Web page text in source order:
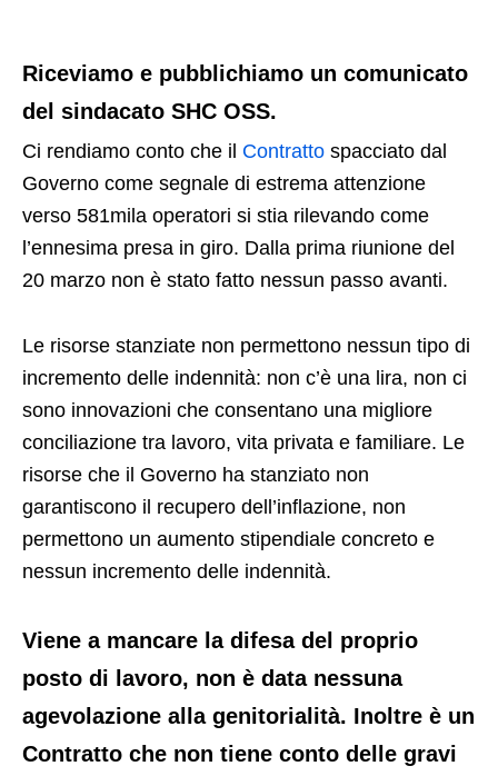
Riceviamo e pubblichiamo un comunicato
del sindacato SHC OSS.
Ci rendiamo conto che il Contratto spacciato dal
Governo come segnale di estrema attenzione
verso 581mila operatori si stia rilevando come
l’ennesima presa in giro. Dalla prima riunione del
20 marzo non è stato fatto nessun passo avanti.
Le risorse stanziate non permettono nessun tipo di
incremento delle indennità: non c’è una lira, non ci
sono innovazioni che consentano una migliore
conciliazione tra lavoro, vita privata e familiare. Le
risorse che il Governo ha stanziato non
garantiscono il recupero dell’inflazione, non
permettono un aumento stipendiale concreto e
nessun incremento delle indennità.
Viene a mancare la difesa del proprio
posto di lavoro, non è data nessuna
agevolazione alla genitorialità. Inoltre è un
Contratto che non tiene conto delle gravi